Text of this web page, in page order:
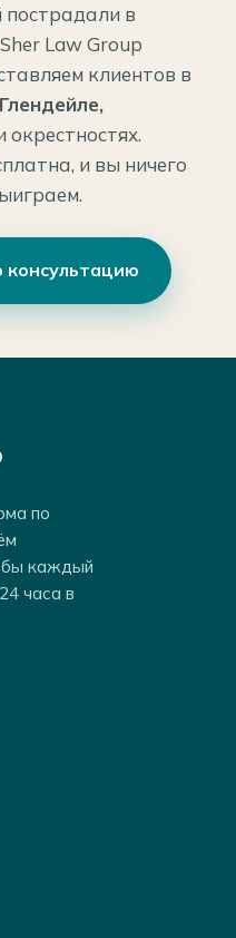
пострадали в
Law Group
клиентов в
окрестностях.
и вы ничего
консультацию
по
каждый
часа в